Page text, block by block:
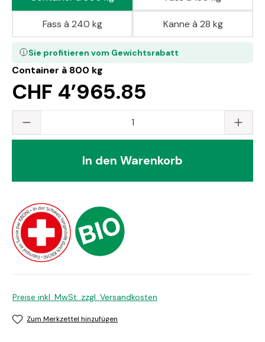
Container à 800 kg
CHF 4’965.85
Sie profitieren vom Gewichtsrabatt
Fass à 240 kg Kanne à 28 kg
Produkt Anzahl: Gib den gewünschten
In den Warenkorb
Preise inkl. MwSt. zzgl. Versandkosten
Zum Merkzettel hinzufügen